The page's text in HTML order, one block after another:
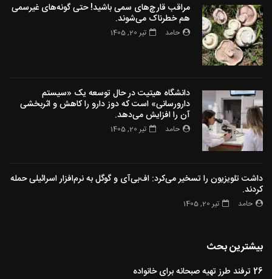
مراقب قارچ‌های سمی باشید! حتی گونه‌های غیرسمی
هم خطرناک می‌شوند.
حامد تیر 20, 1405
دانشگاه هیتیت در حال توسعه یک «سیستم
دارورسانی» است که دوز دارو را کاهش و اثربخشی
آن را افزایش می‌دهد.
حامد تیر 20, 1405
داشت تلویزیون را تسخیر می‌کرد: اف‌بی‌آی و گوگل به نرم‌افزار اسرائیلی حمله
کردند.
حامد تیر 20, 1405
بیشترین بحث
26 ترفند طرز تهیه صبحانه برای خانواده